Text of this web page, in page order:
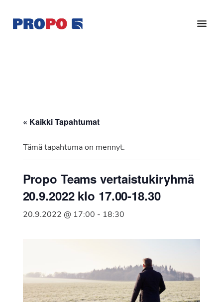
pääsisältöön
alatunnisteeseen
Ry
vuonna
Suomen
jäsenjärjestö.
« Kaikki Tapahtumat
Tämä tapahtuma on mennyt.
Propo Teams vertaistukiryhmä
20.9.2022 klo 17.00-18.30
20.9.2022 @ 17:00 - 18:30